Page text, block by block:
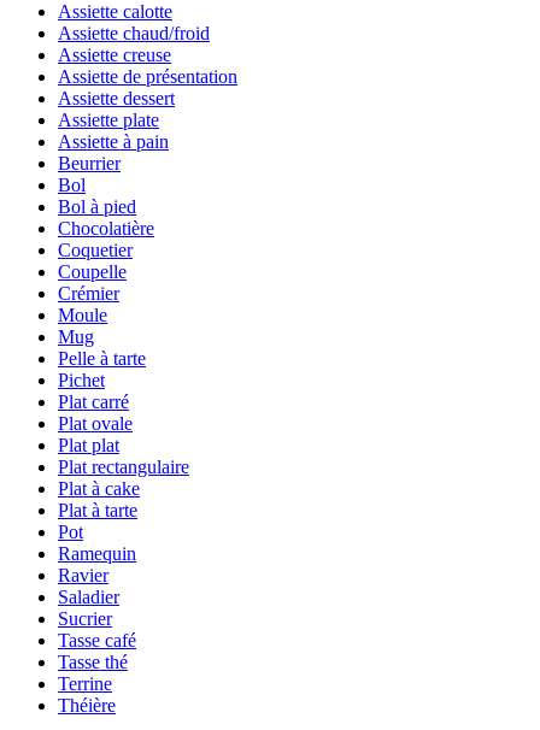
Assiette calotte
Assiette chaud/froid
Assiette creuse
Assiette de présentation
Assiette dessert
Assiette plate
Assiette à pain
Beurrier
Bol
Bol à pied
Chocolatière
Coquetier
Coupelle
Crémier
Moule
Mug
Pelle à tarte
Pichet
Plat carré
Plat ovale
Plat plat
Plat rectangulaire
Plat à cake
Plat à tarte
Pot
Ramequin
Ravier
Saladier
Sucrier
Tasse café
Tasse thé
Terrine
Théière